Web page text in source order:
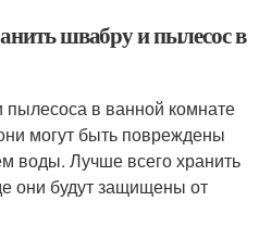
швабру и пылесос в
в ванной комнате
могут быть повреждены
воды. Лучше всего хранить
они будут защищены от